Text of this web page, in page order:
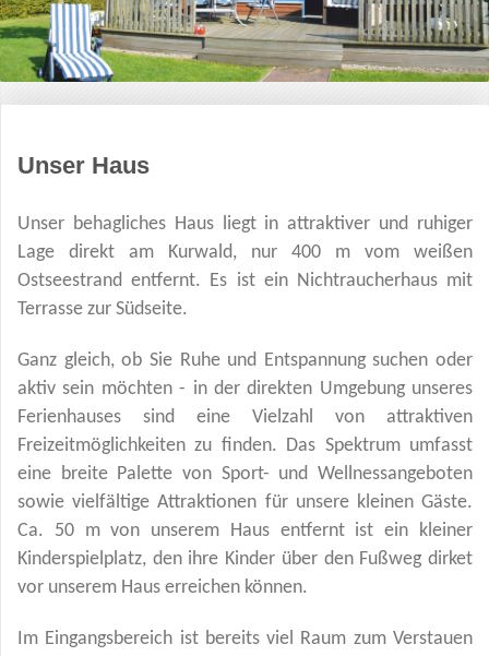
Unser Haus
Unser behagliches Haus liegt in attraktiver und ruhiger
Lage direkt am Kurwald, nur 400 m vom weißen
Ostseestrand entfernt. Es ist ein Nichtraucherhaus mit
Terrasse zur Südseite.
Ganz gleich, ob Sie Ruhe und Entspannung suchen oder
aktiv sein möchten - in der direkten Umgebung unseres
Ferienhauses sind eine Vielzahl von attraktiven
Freizeitmöglichkeiten zu finden. Das Spektrum umfasst
eine breite Palette von Sport- und Wellnessangeboten
sowie vielfältige Attraktionen für unsere kleinen Gäste.
Ca. 50 m von unserem Haus entfernt ist ein kleiner
Kinderspielplatz, den ihre Kinder über den Fußweg dirket
vor unserem Haus erreichen können.
Im Eingangsbereich ist bereits viel Raum zum Verstauen